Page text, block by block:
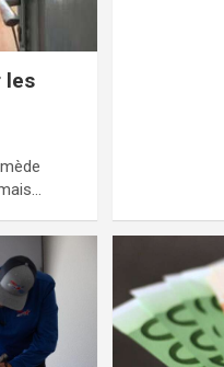
les